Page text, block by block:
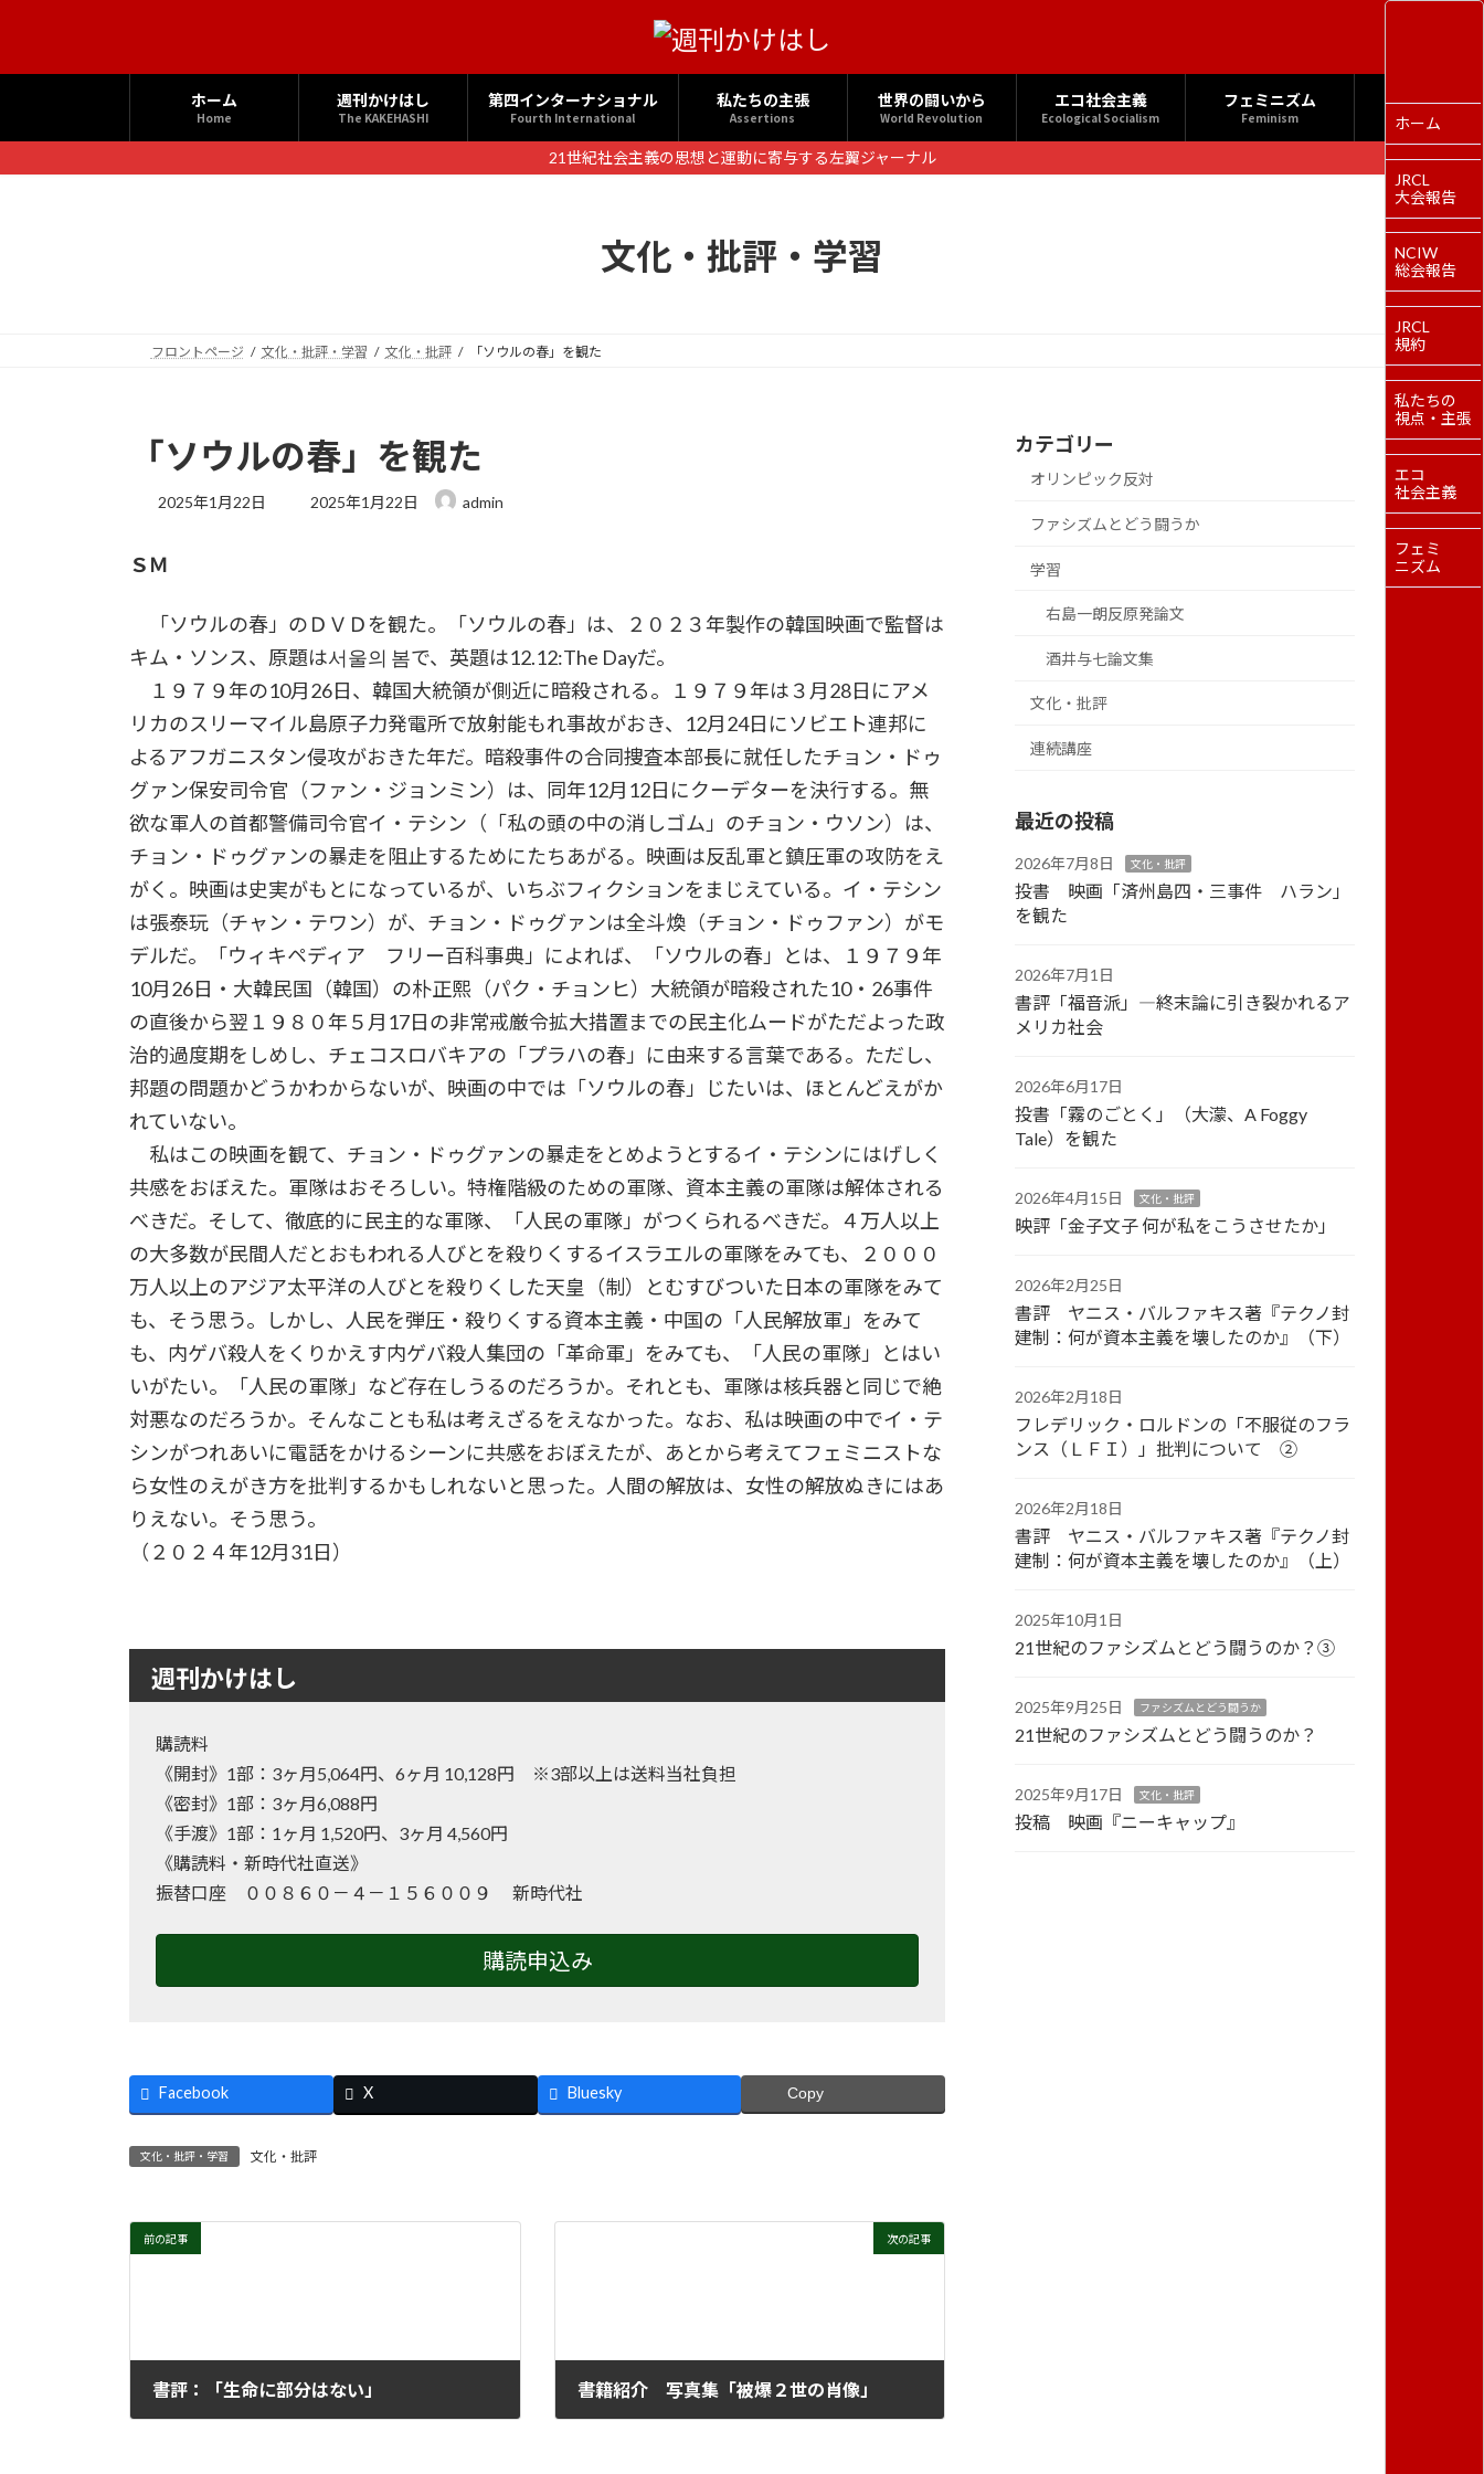
へ
ス
ョ
ン
ホーム
Home
週刊かけはし
The KAKEHASHI
第四インターナショナル
Fourth International
私たちの主張
Assertions
世界の闘いから
World Revolution
エコ社会主義
Ecological Socialism
フェミニズム
Feminism
21世紀社会主義の思想と運動に寄与する左翼ジャーナル
文化・批評・学習
フロントページ 文化・批評・学習 文化・批評 「ソウルの春」を観た
「ソウルの春」を観た
2025年1月22日
最
:
2025年1月22日 admin
ＳＭ
「ソウルの春」のＤＶＤを観た。「ソウルの春」は、２０２３年製作の韓国映画で監督は
キム・ソンス、原題は서울의 봄で、英題は12.12:The Dayだ。
１９７９年の10月26日、韓国大統領が側近に暗殺される。１９７９年は３月28日にアメ
リカのスリーマイル島原子力発電所で放射能もれ事故がおき、12月24日にソビエト連邦に
よるアフガニスタン侵攻がおきた年だ。暗殺事件の合同捜査本部長に就任したチョン・ドゥ
グァン保安司令官（ファン・ジョンミン）は、同年12月12日にクーデターを決行する。無
欲な軍人の首都警備司令官イ・テシン（「私の頭の中の消しゴム」のチョン・ウソン）は、
チョン・ドゥグァンの暴走を阻止するためにたちあがる。映画は反乱軍と鎮圧軍の攻防をえ
がく。映画は史実がもとになっているが、いちぶフィクションをまじえている。イ・テシン
は張泰玩（チャン・テワン）が、チョン・ドゥグァンは全斗煥（チョン・ドゥファン）がモ
デルだ。「ウィキペディア フリー百科事典」によれば、「ソウルの春」とは、１９７９年
10月26日・大韓民国（韓国）の朴正熙（パク・チョンヒ）大統領が暗殺された10・26事件
の直後から翌１９８０年５月17日の非常戒厳令拡大措置までの民主化ムードがただよった政
治的過度期をしめし、チェコスロバキアの「プラハの春」に由来する言葉である。ただし、
邦題の問題かどうかわからないが、映画の中では「ソウルの春」じたいは、ほとんどえがか
れていない。
私はこの映画を観て、チョン・ドゥグァンの暴走をとめようとするイ・テシンにはげしく
共感をおぼえた。軍隊はおそろしい。特権階級のための軍隊、資本主義の軍隊は解体される
べきだ。そして、徹底的に民主的な軍隊、「人民の軍隊」がつくられるべきだ。４万人以上
の大多数が民間人だとおもわれる人びとを殺りくするイスラエルの軍隊をみても、２０００
万人以上のアジア太平洋の人びとを殺りくした天皇（制）とむすびついた日本の軍隊をみて
も、そう思う。しかし、人民を弾圧・殺りくする資本主義・中国の「人民解放軍」をみて
も、内ゲバ殺人をくりかえす内ゲバ殺人集団の「革命軍」をみても、「人民の軍隊」とはい
いがたい。「人民の軍隊」など存在しうるのだろうか。それとも、軍隊は核兵器と同じで絶
対悪なのだろうか。そんなことも私は考えざるをえなかった。なお、私は映画の中でイ・テ
シンがつれあいに電話をかけるシーンに共感をおぼえたが、あとから考えてフェミニストな
ら女性のえがき方を批判するかもしれないと思った。人間の解放は、女性の解放ぬきにはあ
りえない。そう思う。
（２０２４年12月31日）
週刊かけはし
購読料
《開封》1部：3ヶ月5,064円、6ヶ月 10,128円 ※3部以上は送料当社負担
《密封》1部：3ヶ月6,088円
《手渡》1部：1ヶ月 1,520円、3ヶ月 4,560円
《購読料・新時代社直送》
振替口座 ００８６０－４－１５６００９ 新時代社
購読申込み
Facebook X Bluesky Copy
文化・批評・学習 文化・批評
前の記事
書評：「生命に部分はない」
次の記事
書籍紹介 写真集「被爆２世の肖像」
カテゴリー
オリンピック反対
ファシズムとどう闘うか
学習
右島一朗反原発論文
酒井与七論文集
文化・批評
連続講座
最近の投稿
2026年7月8日 文化・批評
投書 映画「済州島四・三事件 ハラン」
を観た
2026年7月1日
書評「福音派」―終末論に引き裂かれるア
メリカ社会
2026年6月17日
投書「霧のごとく」（大濛、A Foggy
Tale）を観た
2026年4月15日 文化・批評
映評「金子文子 何が私をこうさせたか」
2026年2月25日
書評 ヤニス・バルファキス著『テクノ封
建制：何が資本主義を壊したのか』（下）
2026年2月18日
フレデリック・ロルドンの「不服従のフラ
ンス（ＬＦＩ）」批判について ②
2026年2月18日
書評 ヤニス・バルファキス著『テクノ封
建制：何が資本主義を壊したのか』（上）
2025年10月1日
21世紀のファシズムとどう闘うのか？③
2025年9月25日 ファシズムとどう闘うか
21世紀のファシズムとどう闘うのか？
2025年9月17日 文化・批評
投稿 映画『ニーキャップ』
ホーム
JRCL
大会報告
NCIW
総会報告
JRCL
規約
私たちの
視点・主張
エコ
社会主義
フェミ
ニズム